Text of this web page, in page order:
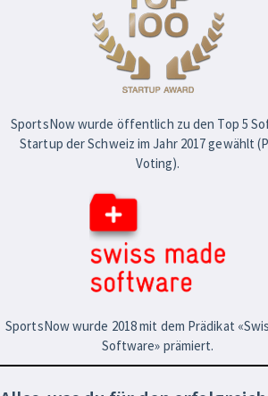
SportsNow wurde öffentlich zu den Top 5
Startup der Schweiz im Jahr 2017 gewählt
Voting).
SportsNow wurde 2018 mit dem Prädikat
Software» prämiert.